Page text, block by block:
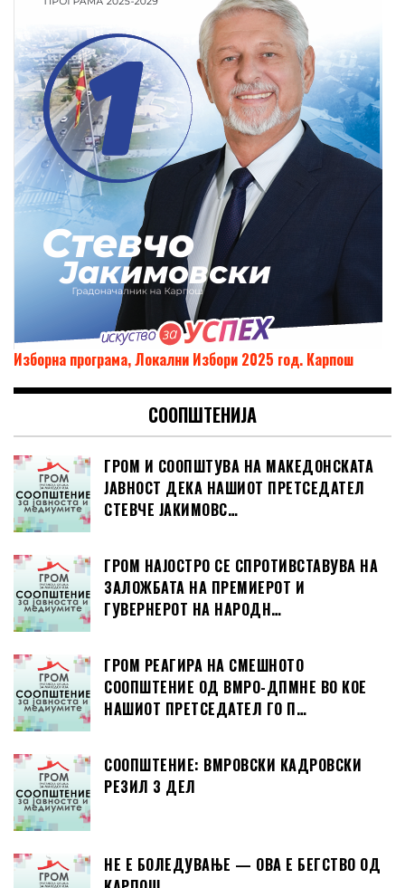
Изборна програма, Локални Избори 2025 год. Карпош
СООПШТЕНИЈА
ГРОМ И СООПШТУВА НА МАКЕДОНСКАТА
ЈАВНОСТ ДЕКА НАШИОТ ПРЕТСЕДАТЕЛ
СТЕВЧЕ ЈАКИМОВС…
ГРОМ НАЈОСТРО СЕ СПРОТИВСТАВУВА НА
ЗАЛОЖБАТА НА ПРЕМИЕРОТ И
ГУВЕРНЕРОТ НА НАРОДН…
ГРОМ РЕАГИРА НА СМЕШНОТО
СООПШТЕНИЕ ОД ВМРО-ДПМНЕ ВО КОЕ
НАШИОТ ПРЕТСЕДАТЕЛ ГО П…
СООПШТЕНИЕ: ВМРОВСКИ КАДРОВСКИ
РЕЗИЛ 3 ДЕЛ
НЕ Е БОЛЕДУВАЊЕ — ОВА Е БЕГСТВО ОД